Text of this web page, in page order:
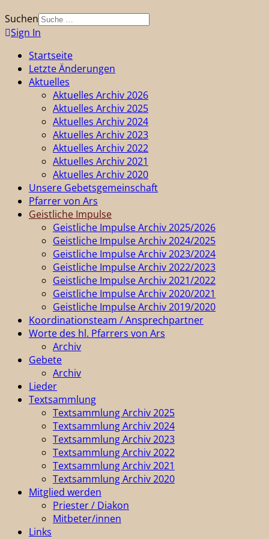
Suchen
Sign In
Startseite
Letzte Änderungen
Aktuelles
Aktuelles Archiv 2026
Aktuelles Archiv 2025
Aktuelles Archiv 2024
Aktuelles Archiv 2023
Aktuelles Archiv 2022
Aktuelles Archiv 2021
Aktuelles Archiv 2020
Unsere Gebetsgemeinschaft
Pfarrer von Ars
Geistliche Impulse
Geistliche Impulse Archiv 2025/2026
Geistliche Impulse Archiv 2024/2025
Geistliche Impulse Archiv 2023/2024
Geistliche Impulse Archiv 2022/2023
Geistliche Impulse Archiv 2021/2022
Geistliche Impulse Archiv 2020/2021
Geistliche Impulse Archiv 2019/2020
Koordinationsteam / Ansprechpartner
Worte des hl. Pfarrers von Ars
Archiv
Gebete
Archiv
Lieder
Textsammlung
Textsammlung Archiv 2025
Textsammlung Archiv 2024
Textsammlung Archiv 2023
Textsammlung Archiv 2022
Textsammlung Archiv 2021
Textsammlung Archiv 2020
Mitglied werden
Priester / Diakon
Mitbeter/innen
Links